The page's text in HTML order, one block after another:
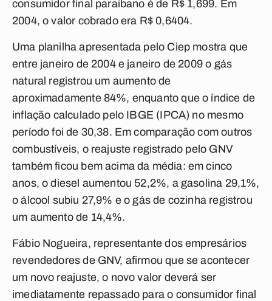
consumidor final paraibano é de R$ 1,699. Em
2004, o valor cobrado era R$ 0,6404.
Uma planilha apresentada pelo Ciep mostra que
entre janeiro de 2004 e janeiro de 2009 o gás
natural registrou um aumento de
aproximadamente 84%, enquanto que o índice de
inflação calculado pelo IBGE (IPCA) no mesmo
período foi de 30,38. Em comparação com outros
combustíveis, o reajuste registrado pelo GNV
também ficou bem acima da média: em cinco
anos, o diesel aumentou 52,2%, a gasolina 29,1%,
o álcool subiu 27,9% e o gás de cozinha registrou
um aumento de 14,4%.
Fábio Nogueira, representante dos empresários
revendedores de GNV, afirmou que se acontecer
um novo reajuste, o novo valor deverá ser
imediatamente repassado para o consumidor final